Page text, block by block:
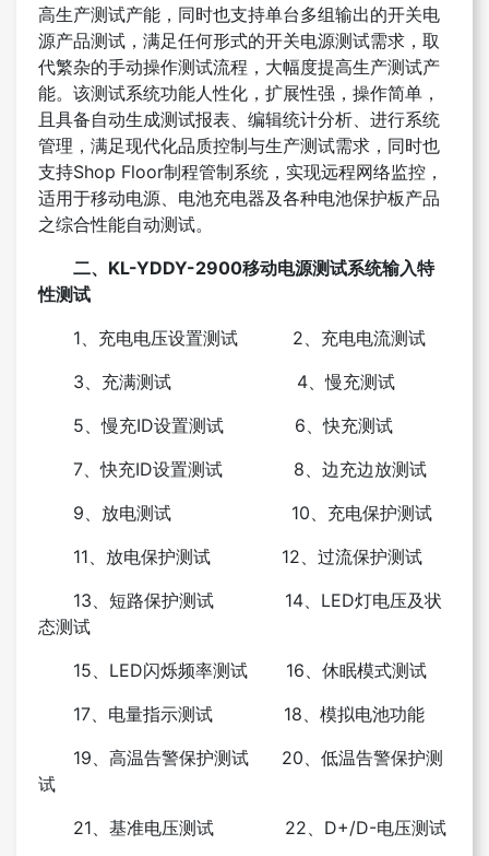
高生产测试产能，同时也支持单台多组输出的开关电
源产品测试，满足任何形式的开关电源测试需求，取
代繁杂的手动操作测试流程，大幅度提高生产测试产
能。该测试系统功能人性化，扩展性强，操作简单，
且具备自动生成测试报表、编辑统计分析、进行系统
管理，满足现代化品质控制与生产测试需求，同时也
支持Shop Floor制程管制系统，实现远程网络监控，
适用于移动电源、电池充电器及各种电池保护板产品
之综合性能自动测试。
二、KL-YDDY-2900移动电源测试系统输入特
性测试
1、充电电压设置测试 2、充电电流测试
3、充满测试 4、慢充测试
5、慢充ID设置测试 6、快充测试
7、快充ID设置测试 8、边充边放测试
9、放电测试 10、充电保护测试
11、放电保护测试 12、过流保护测试
13、短路保护测试 14、LED灯电压及状
态测试
15、LED闪烁频率测试 16、休眠模式测试
17、电量指示测试 18、模拟电池功能
19、高温告警保护测试 20、低温告警保护测
试
21、基准电压测试 22、D+/D-电压测试